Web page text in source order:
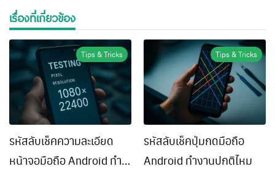
เรื่องที่เกี่ยวข้อง
Tips & Tricks
รหัสลับเช็คความละเอียด
หน้าจอมือถือ Android ทำ
Tips & Tricks
รหัสลับเช็คปุ่มกดมือถือ
Android ทำงานปกติไหม